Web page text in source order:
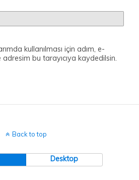
kullanılması için adım, e-
bu tarayıcıya kaydedilsin.
Back to top
Desktop